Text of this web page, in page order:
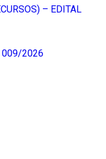
– EDITAL
009/2026